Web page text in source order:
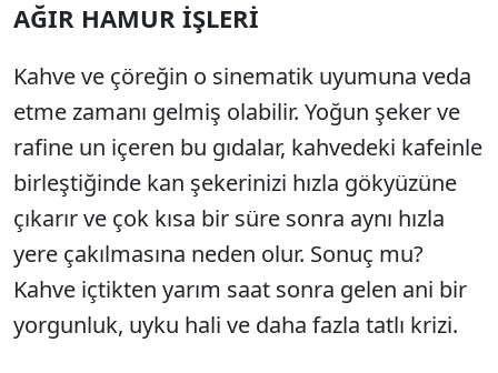
AĞIR HAMUR İŞLERİ
Kahve ve çöreğin o sinematik uyumuna veda
etme zamanı gelmiş olabilir. Yoğun şeker ve
rafine un içeren bu gıdalar, kahvedeki kafeinle
birleştiğinde kan şekerinizi hızla gökyüzüne
çıkarır ve çok kısa bir süre sonra aynı hızla
yere çakılmasına neden olur. Sonuç mu?
Kahve içtikten yarım saat sonra gelen ani bir
yorgunluk, uyku hali ve daha fazla tatlı krizi.